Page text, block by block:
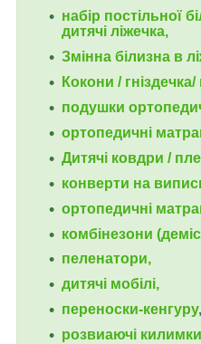
набір постільної
дитячі ліжечка,
Змінна білизна в
Кокони /
подушки
ортопедичні
Дитячі ковдри /
конверти на
ортопедичні
комбінезони
пеленатори,
дитячі мобілі,
переноски-кенгуру,
розвиаючі килимки